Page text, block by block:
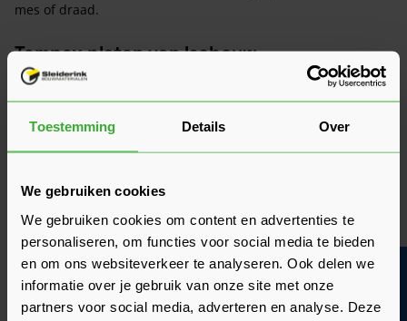
Toestemming Details Over
We gebruiken cookies
We gebruiken cookies om content en advertenties te
personaliseren, om functies voor social media te bieden
en om ons websiteverkeer te analyseren. Ook delen we
informatie over je gebruik van onze site met onze
partners voor social media, adverteren en analyse. Deze
mes of draad.
Tempex platen van Isobouw
BEWI Isobouw
is ongetwijfeld de grootste speler als het
aankomt op het gebied van het produceren van tempex. Deze
producent is al tientallen jaren de expert op het gebied van
dit type isolatiemateriaal, en voorziet daarmee heel